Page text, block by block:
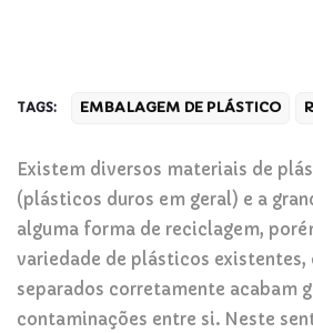
TAGS: EMBALAGEM DE PLÁSTICO
Existem diversos materiais de
(plásticos duros em geral) e a
alguma forma de reciclagem,
variedade de plásticos existentes,
separados corretamente acabam
contaminações entre si. Neste